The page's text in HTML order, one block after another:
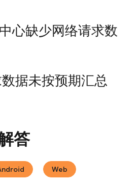
心缺少网络请求数
据未按预期汇总
答
Web